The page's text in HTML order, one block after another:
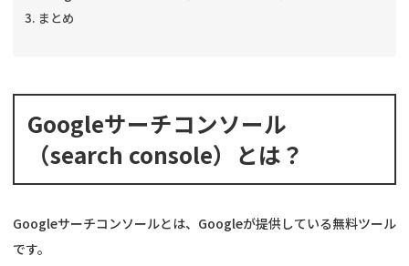
まとめ
Googleサーチコンソール
（search console）とは？
Googleサーチコンソールとは、Googleが提供している無料ツール
です。